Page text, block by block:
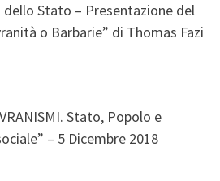
Stato – Presentazione del
o Barbarie” di Thomas Fazi
Stato, Popolo e
– 5 Dicembre 2018